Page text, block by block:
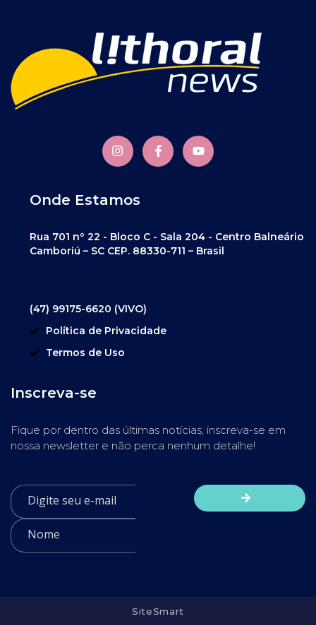
Onde Estamos
Rua 701 nº 22 - Bloco C - Sala 204 - Centro Balneário
Camboriú – SC CEP. 88330-711 – Brasil
(47) 99175-6620 (VIVO)
Política de Privacidade
Termos de Uso
Inscreva-se
Fique por dentro das últimas notícias, inscreva-se em
nossa newsletter e não perca nenhum detalhe!
SiteSmart